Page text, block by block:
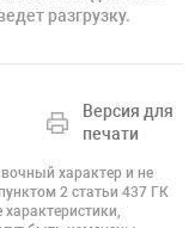
разгрузку.
Версия для
печати
характер и не
2 статьи 437 ГК